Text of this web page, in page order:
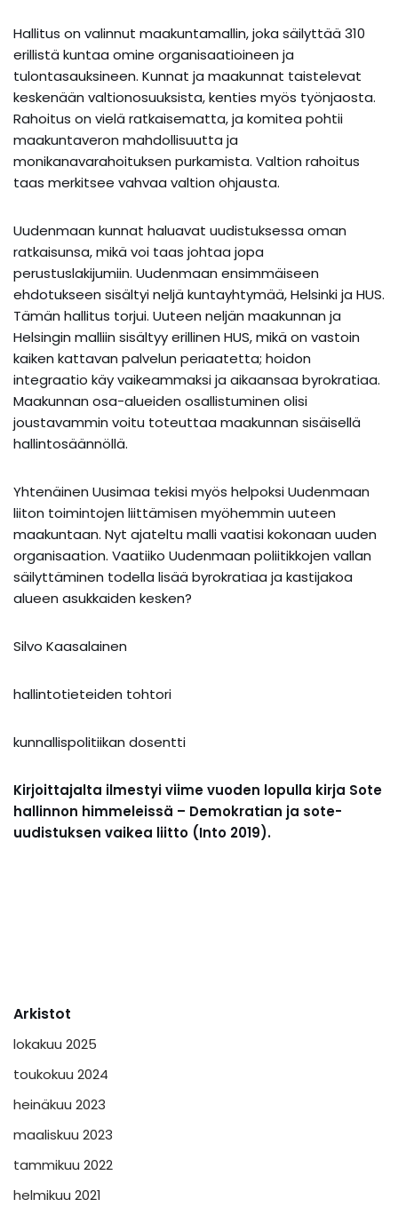
Hallitus on valinnut maakuntamallin, joka säilyttää 310
erillistä kuntaa omine organisaatioineen ja
tulontasauksineen. Kunnat ja maakunnat taistelevat
keskenään valtionosuuksista, kenties myös työnjaosta.
Rahoitus on vielä ratkaisematta, ja komitea pohtii
maakuntaveron mahdollisuutta ja
monikanavarahoituksen purkamista. Valtion rahoitus
taas merkitsee vahvaa valtion ohjausta.
Uudenmaan kunnat haluavat uudistuksessa oman
ratkaisunsa, mikä voi taas johtaa jopa
perustuslakijumiin. Uudenmaan ensimmäiseen
ehdotukseen sisältyi neljä kuntayhtymää, Helsinki ja HUS.
Tämän hallitus torjui. Uuteen neljän maakunnan ja
Helsingin malliin sisältyy erillinen HUS, mikä on vastoin
kaiken kattavan palvelun periaatetta; hoidon
integraatio käy vaikeammaksi ja aikaansaa byrokratiaa.
Maakunnan osa-alueiden osallistuminen olisi
joustavammin voitu toteuttaa maakunnan sisäisellä
hallintosäännöllä.
Yhtenäinen Uusimaa tekisi myös helpoksi Uudenmaan
liiton toimintojen liittämisen myöhemmin uuteen
maakuntaan. Nyt ajateltu malli vaatisi kokonaan uuden
organisaation. Vaatiiko Uudenmaan poliitikkojen vallan
säilyttäminen todella lisää byrokratiaa ja kastijakoa
alueen asukkaiden kesken?
Silvo Kaasalainen
hallintotieteiden tohtori
kunnallispolitiikan dosentti
Kirjoittajalta ilmestyi viime vuoden lopulla kirja Sote
hallinnon himmeleissä – Demokratian ja sote-
uudistuksen vaikea liitto (Into 2019).
Arkistot
lokakuu 2025
toukokuu 2024
heinäkuu 2023
maaliskuu 2023
tammikuu 2022
helmikuu 2021